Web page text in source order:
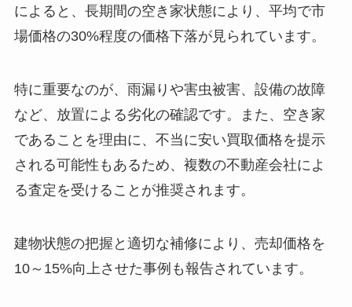
によると、長期間の空き家状態により、平均で市
場価格の30%程度の価格下落が見られています。
特に重要なのが、雨漏りや害虫被害、設備の故障
など、放置による劣化の確認です。また、空き家
であることを理由に、不当に安い買取価格を提示
される可能性もあるため、複数の不動産会社によ
る査定を受けることが推奨されます。
建物状態の把握と適切な補修により、売却価格を
10～15%向上させた事例も報告されています。